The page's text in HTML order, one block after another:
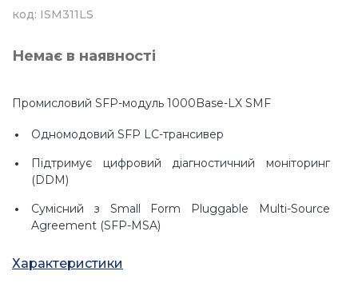
код: ISM311LS
Немає в наявності
Промисловий SFP-модуль 1000Base-LX SMF
Одномодовий SFP LC-трансивер
Підтримує цифровий діагностичний моніторинг
(DDM)
Сумісний з Small Form Pluggable Multi-Source
Agreement (SFP-MSA)
гнучкістю
Характеристики